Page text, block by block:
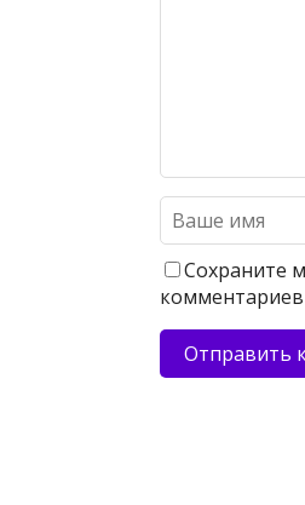
Сохраните
комментариев